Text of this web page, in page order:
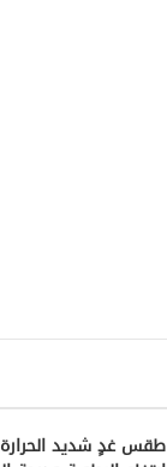
طقس غدٍ شديد